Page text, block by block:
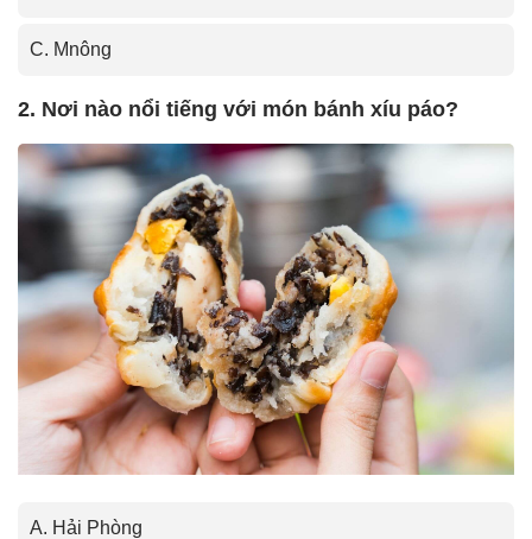
C. Mnông
2. Nơi nào nổi tiếng với món bánh xíu páo?
A. Hải Phòng